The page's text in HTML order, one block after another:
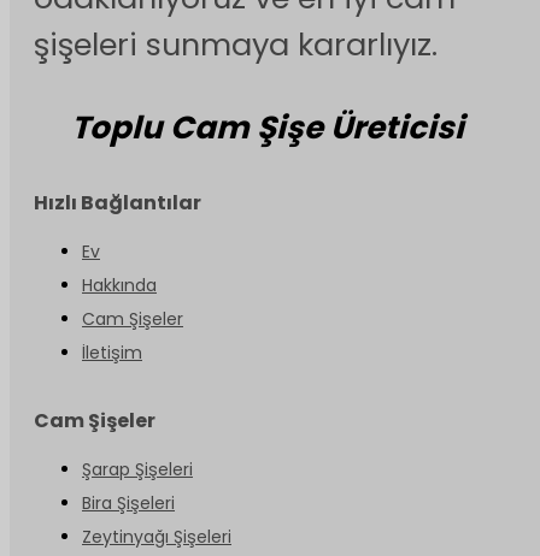
şişeleri sunmaya kararlıyız.
Toplu Cam Şişe Üreticisi
Hızlı Bağlantılar
Ev
Hakkında
Cam Şişeler
İletişim
Cam Şişeler
Şarap Şişeleri
Bira Şişeleri
Zeytinyağı Şişeleri